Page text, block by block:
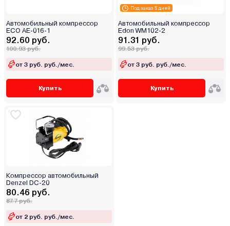
Автомобильный компрессор
ECO AE-016-1
92.60 руб.
100.93 руб.
от 3 руб. руб./мес.
Купить
Под заказ 5 дней
Автомобильный компрессор
Edon WM102-2
91.31 руб.
99.53 руб.
от 3 руб. руб./мес.
Купить
Компрессор автомобильный
Denzel DC-20
80.46 руб.
87.7 руб.
от 2 руб. руб./мес.